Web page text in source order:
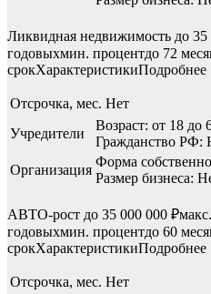
Ликвидная недвижимость до
годовыхмин. процентдо 72
срокХарактеристикиПодробнее
Отсрочка, мес. Нет
Учредители
Возраст: от 18 до
Гражданство РФ:
Организация
Форма
Размер бизнеса:
АВТО-рост до 35 000 000
годовыхмин. процентдо 60
срокХарактеристикиПодробнее
Отсрочка, мес. Нет